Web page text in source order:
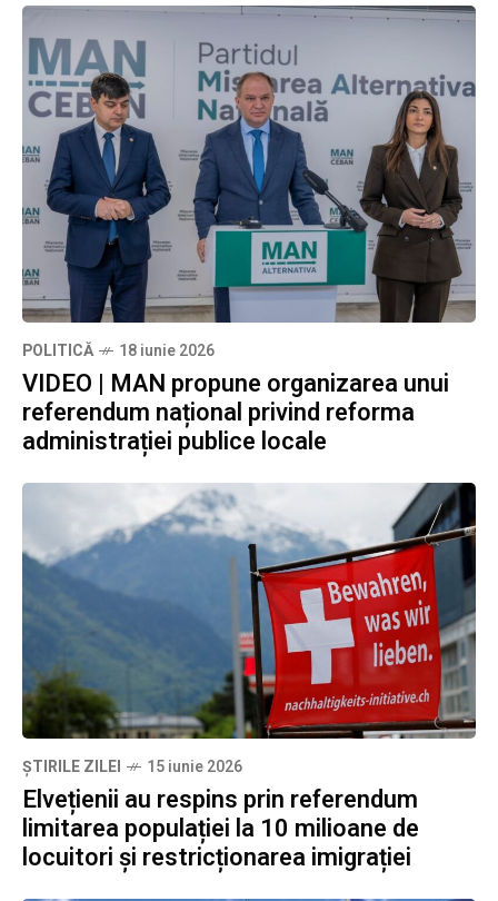
POLITICĂ 18 iunie 2026
VIDEO | MAN propune organizarea unui
referendum național privind reforma
administrației publice locale
ȘTIRILE ZILEI 15 iunie 2026
Elvețienii au respins prin referendum
limitarea populației la 10 milioane de
locuitori și restricționarea imigrației